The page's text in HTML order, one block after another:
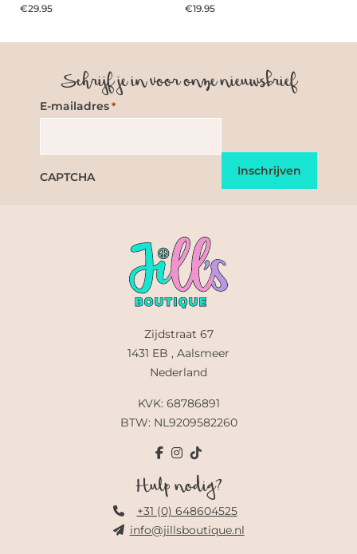
€29.95
€19.95
Schrijf je in voor onze nieuwsbrief
E-mailadres *
CAPTCHA
Zijdstraat 67
1431 EB , Aalsmeer
Nederland
KVK: 68786891
BTW: NL9209582260
Hulp nodig?
+31 (0) 648604525
info@jillsboutique.nl